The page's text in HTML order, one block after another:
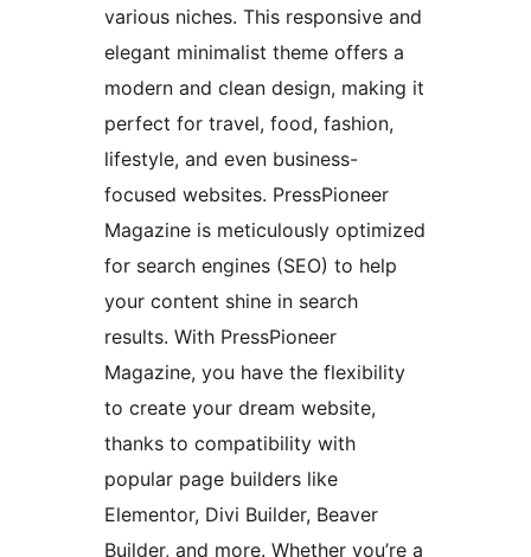
various niches. This responsive and
elegant minimalist theme offers a
modern and clean design, making it
perfect for travel, food, fashion,
lifestyle, and even business-
focused websites. PressPioneer
Magazine is meticulously optimized
for search engines (SEO) to help
your content shine in search
results. With PressPioneer
Magazine, you have the flexibility
to create your dream website,
thanks to compatibility with
popular page builders like
Elementor, Divi Builder, Beaver
Builder, and more. Whether you’re a